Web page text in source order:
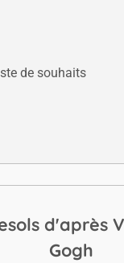
de souhaits
d'après
Gogh